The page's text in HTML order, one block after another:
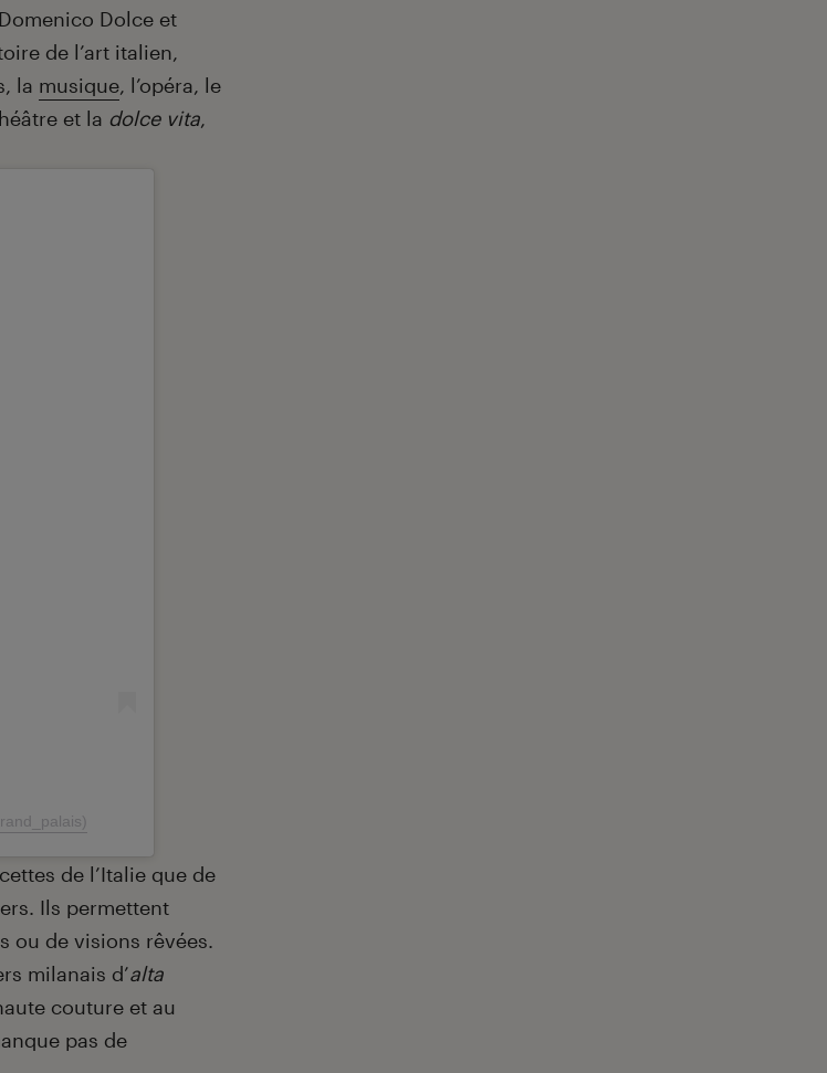
Dolce et
de l’art italien,
la musique, l’opéra, le
et la dolce vita,
de l’Italie que de
Ils permettent
ou de visions rêvées.
milanais d’alta
couture et au
pas de